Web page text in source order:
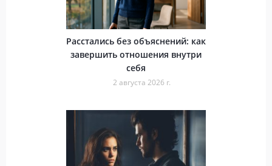
Расстались без объяснений: как
завершить отношения внутри
себя
2 августа 2026 г.